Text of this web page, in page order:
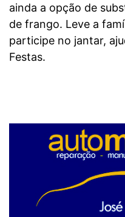
ainda a opção de
de frango. Leve a
participe no jantar,
Festas.